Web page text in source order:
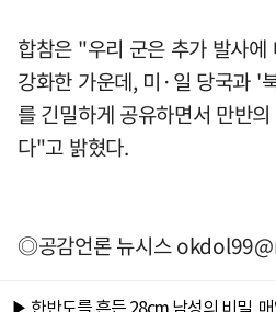
합참은 "우리 군은 추가 발사
강화한 가운데, 미·일 당국과 '
를 긴밀하게 공유하면서 만반
다"고 밝혔다.
◎공감언론 뉴시스